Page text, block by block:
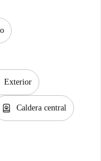
Exterior
water_heater Caldera central